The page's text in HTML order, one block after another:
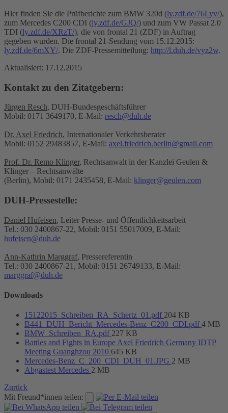
Hier finden Sie die Prüfberichte zum BMW 320d (ly.zdf.de/76Lyv/),
zum Mercedes C200 CDI (ly.zdf.de/GJQ/) und zum VW Passat 2.0
TDI (ly.zdf.de/XRzT/), die von frontal 21 (ZDF) in Auftrag
gegeben wurden. Die frontal 21-Sendung vom 15.12.2015:
ly.zdf.de/6mXY/. Die ZDF-Pressemitteilung: http://l.duh.de/vyz2w.
Aktualisiert: 17.12.2015
Kontakt zu den Zitatgebern:
Jürgen Resch, DUH-Bundesgeschäftsführer
Mobil: 0171 3649170, E-Mail: resch@duh.de
Dr. Axel Friedrich, Internationaler Verkehrsberater
Mobil: 0152 29483857, E-Mail: axel.friedrich.berlin@gmail.com
Prof. Dr. Remo Klinger, Rechtsanwalt in der Kanzlei Geulen &
Klinger – Rechtsanwälte
(Berlin), Mobil: 0171 2435458, E-Mail: klinger@geulen.com
DUH-Pressestelle:
Daniel Hufeisen, Leiter Presse- und Öffentlichkeitsarbeit
Tel.: 030 2400867-22, Mobil: 0151 55017009, E-Mail:
hufeisen@duh.de
Ann-Kathrin Marggraf, Pressereferentin
Tel.: 030 2400867-21, Mobil: 0151 26749133, E-Mail:
marggraf@duh.de
Downloads
15122015_Schreiben_RA_Schertz_01.pdf 204 KB
B441_DUH_Bericht_Mercedes-Benz_C200_CDI.pdf 4 MB
BMW_Schreiben_RA.pdf 227 KB
Battles and Fights in Europe Axel Friedrich Germany IDTP
Meeting Guanghzou 2010 645 KB
Mercedes-Benz_C_200_CDI_DUH_01.JPG 2 MB
Abgastest Mercedes 2 MB
Zurück
Mit Freund*innen teilen: